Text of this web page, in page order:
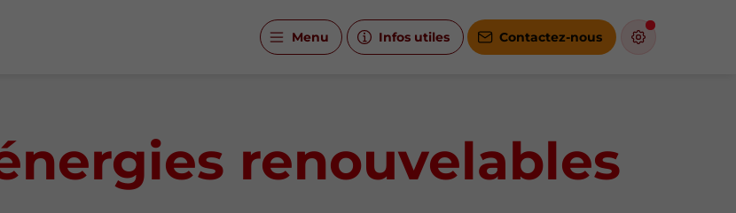
Menu Infos utiles Contactez-nous
renouvelables